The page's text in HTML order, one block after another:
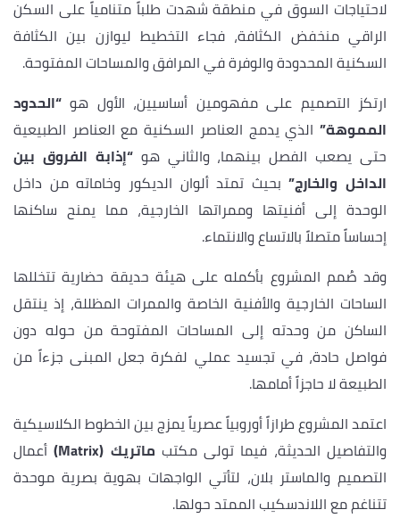
لاحتياجات السوق في منطقة شهدت طلباً متنامياً على السكن
الراقي منخفض الكثافة، فجاء التخطيط ليوازن بين الكثافة
السكنية المحدودة والوفرة في المرافق والمساحات المفتوحة.
ارتكز التصميم على مفهومين أساسيين، الأول هو “الحدود
المموهة” الذي يدمج العناصر السكنية مع العناصر الطبيعية
حتى يصعب الفصل بينهما، والثاني هو“إذابة الفروق بين
الداخل والخارج”بحيث تمتد ألوان الديكور وخاماته من داخل
الوحدة إلى أفنيتها وممراتها الخارجية، مما يمنح ساكنها
إحساساً متصلاً بالاتساع والانتماء.
وقد صُمم المشروع بأكمله على هيئة حديقة حضارية تتخللها
الساحات الخارجية والأفنية الخاصة والممرات المظللة، إذ ينتقل
الساكن من وحدته إلى المساحات المفتوحة من حوله دون
فواصل حادة، في تجسيد عملي لفكرة جعل المبنى جزءاً من
الطبيعة لا حاجزاً أمامها.
اعتمد المشروع طرازاً أوروبياً عصرياً يمزج بين الخطوط الكلاسيكية
والتفاصيل الحديثة، فيما تولى مكتب ماتريك (Matrix)
أعمال
التصميم والماستر بلان، لتأتي الواجهات بهوية بصرية موحدة
تتناغم مع اللاندسكيب الممتد حولها.